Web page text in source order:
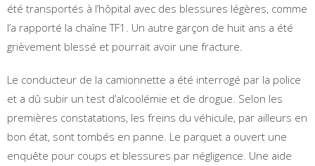
été transportés à l’hôpital avec des blessures légères, comme
l’a rapporté la chaîne TF1. Un autre garçon de huit ans a été
grièvement blessé et pourrait avoir une fracture.
Le conducteur de la camionnette a été interrogé par la police
et a dû subir un test d’alcoolémie et de drogue. Selon les
premières constatations, les freins du véhicule, par ailleurs en
bon état, sont tombés en panne. Le parquet a ouvert une
enquête pour coups et blessures par négligence. Une aide